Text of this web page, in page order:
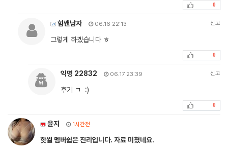
0
힘쌘남자 06.16 22:13 신고
그렇게 하겠습니다 ㅎ
0
익명 22832 06.17 23:39 신고
후기 ㄱ :)
0
윤지 1시간전
핫썰 멤버쉽은 진리입니다. 자료 미쳤네요.